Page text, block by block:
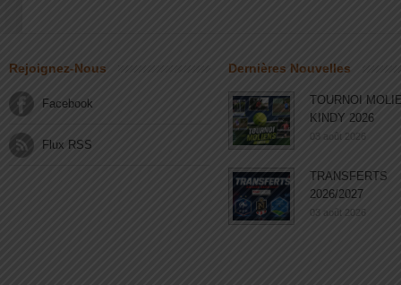
Rejoignez-Nous
Facebook
Flux RSS
Dernières Nouvelles
TOURNOI
KINDY 2026
03 août 2026
TRANSFERTS
2026/2027
03 août 2026